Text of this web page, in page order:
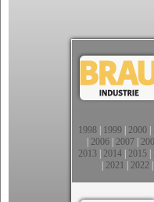
1998 1999 2000
2006 2007
2013 2014 2015
2021 2022